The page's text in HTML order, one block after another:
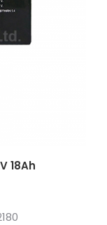
18Ah